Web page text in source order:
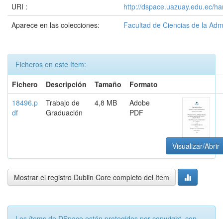
URI :
http://dspace.uazuay.edu.ec/
Aparece en las colecciones:
Facultad de Ciencias de la
Ficheros en este ítem:
Fichero
Descripción Tamaño
Formato
18496.p
df
Trabajo de
Graduación
4,8 MB
Adobe
PDF
Visualizar/Abrir
Mostrar el registro Dublin Core completo del ítem